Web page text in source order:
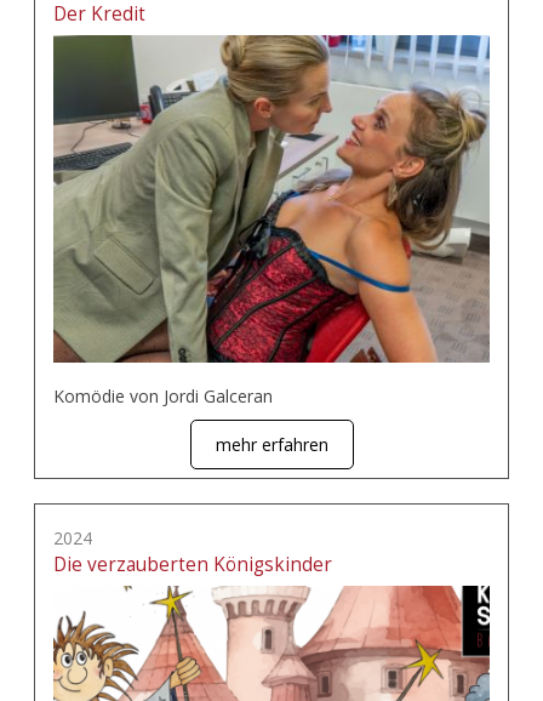
Der Kredit
Komödie von Jordi Galceran
mehr erfahren
2024
Die verzauberten Königskinder